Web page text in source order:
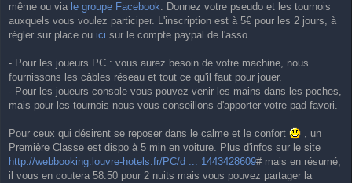
même ou via le groupe Facebook. Donnez votre pseudo et les tournois
auxquels vous voulez participer. L'inscription est à 5€ pour les 2 jours, à
régler sur place ou ici sur le compte paypal de l'asso.
- Pour les joueurs PC : vous aurez besoin de votre machine, nous
fournissons les câbles réseau et tout ce qu'il faut pour jouer.
- Pour les joueurs console vous pouvez venir les mains dans les poches,
mais pour les tournois nous vous conseillons d'apporter votre pad favori.
Pour ceux qui désirent se reposer dans le calme et le confort
, un
Première Classe est dispo à 5 min en voiture. Plus d'infos sur le site
http://webbooking.louvre-hotels.fr/PC/d ... 1443428609# mais en résumé,
il vous en coutera 58.50 pour 2 nuits mais vous pouvez partager la